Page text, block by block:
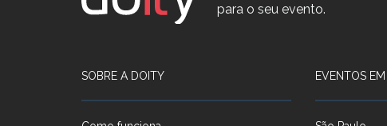
para o seu evento.
SOBRE A DOITY EVENTOS EM